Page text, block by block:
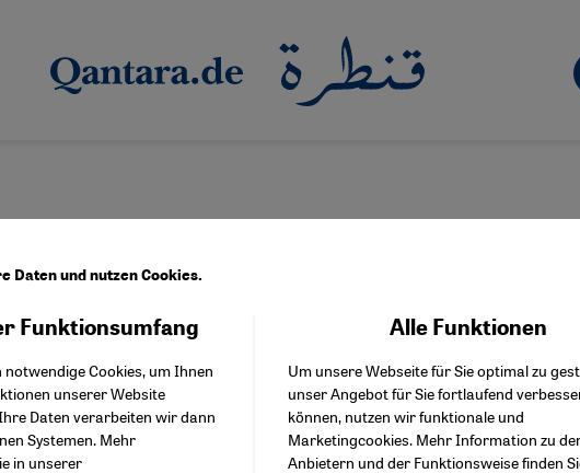
Daten und nutzen Cookies.
Funktionsumfang
Cookies, um Ihnen
unserer Website
Daten verarbeiten wir dann
Systemen. Mehr
in unserer
Alle Funktionen
Um unsere Webseite für Sie optimal zu
unser Angebot für Sie fortlaufend
können, nutzen wir funktionale und
Marketingcookies. Mehr Information zu
Anbietern und der Funktionsweise finden
Facebook Embed / Facebook Connect
Twitter Embed
Instagram Embed
Youtube Embed
Google Maps Embed